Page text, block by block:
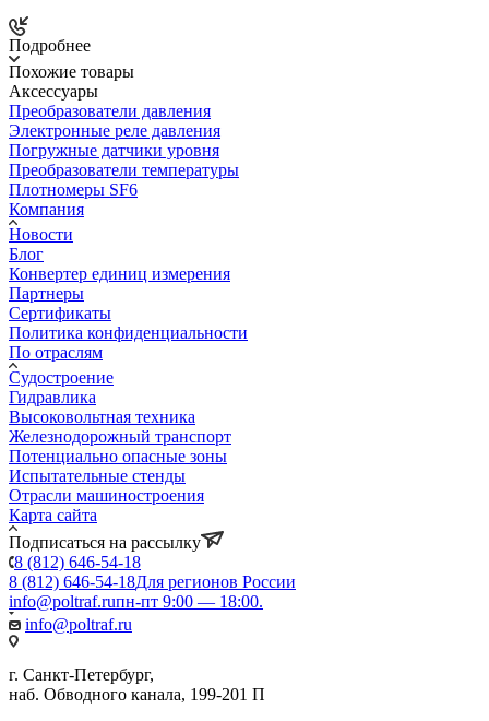
Подробнее
Похожие товары
Аксессуары
Преобразователи давления
Электронные реле давления
Погружные датчики уровня
Преобразователи температуры
Плотномеры SF6
Компания
Новости
Блог
Конвертер единиц измерения
Партнеры
Сертификаты
Политика конфиденциальности
По отраслям
Судостроение
Гидравлика
Высоковольтная техника
Железнодорожный транспорт
Потенциально опасные зоны
Испытательные стенды
Отрасли машиностроения
Карта сайта
Подписаться на рассылку
8 (812) 646-54-18
8 (812) 646-54-18Для регионов России
info@poltraf.ruпн-пт 9:00 — 18:00.
info@poltraf.ru
г. Санкт-Петербург,
наб. Обводного канала, 199-201 П